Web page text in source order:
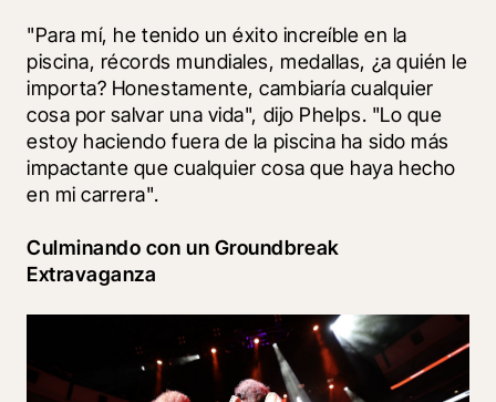
"Para mí, he tenido un éxito increíble en la
piscina, récords mundiales, medallas, ¿a quién le
importa? Honestamente, cambiaría cualquier
cosa por salvar una vida", dijo Phelps. "Lo que
estoy haciendo fuera de la piscina ha sido más
impactante que cualquier cosa que haya hecho
en mi carrera".
Culminando con un Groundbreak
Extravaganza